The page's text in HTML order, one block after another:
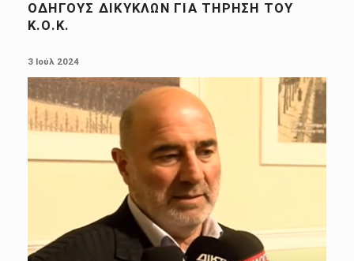
ΟΔΗΓΟΎΣ ΔΙΚΎΚΛΩΝ ΓΙΑ ΤΉΡΗΣΗ ΤΟΥ
Κ.Ο.Κ.
3 Ιούλ 2024